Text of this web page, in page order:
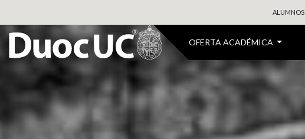
OFERTA ACADÉMICA
ALUMNOS